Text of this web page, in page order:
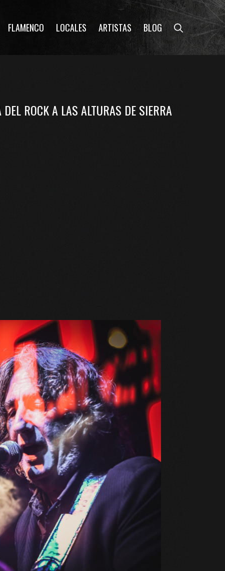
FLAMENCO LOCALES ARTISTAS BLOG
ROCK A LAS ALTURAS DE SIERRA